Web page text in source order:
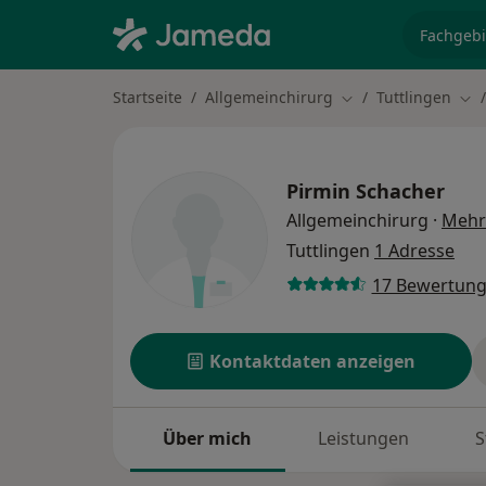
Startseite Allgemeinchirurg Stadt ändern
Tuttlingen
Pirmin Schacher
Allgemeinchirurg · Mehr
Tuttlingen 1 Adresse
17
Kontaktdaten anzeigen
Über mich Leistungen